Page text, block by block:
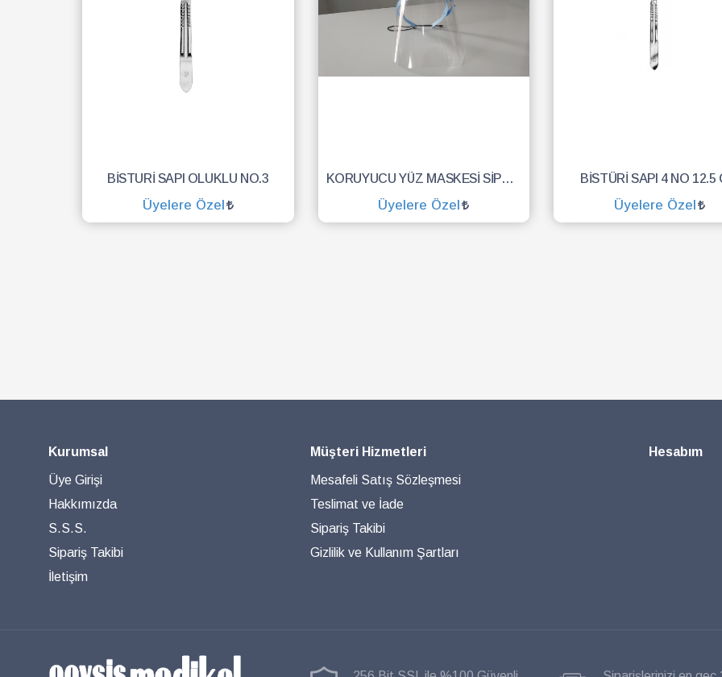
BİSTURİ SAPI OLUKLU NO.3
Üyelere Özel
KORUYUCU YÜZ MASKESİ SİPERLİK.YÜZ KALKANI.DENTAL MASKE
Üyelere Özel
BİSTÜRİ SAPI 4 NO 12.5
Üyelere Özel
Kurumsal
Üye Girişi
Hakkımızda
S.S.S.
Sipariş Takibi
İletişim
Müşteri Hizmetleri
Mesafeli Satış Sözleşmesi
Teslimat ve İade
Sipariş Takibi
Gizlilik ve Kullanım Şartları
Hesabım